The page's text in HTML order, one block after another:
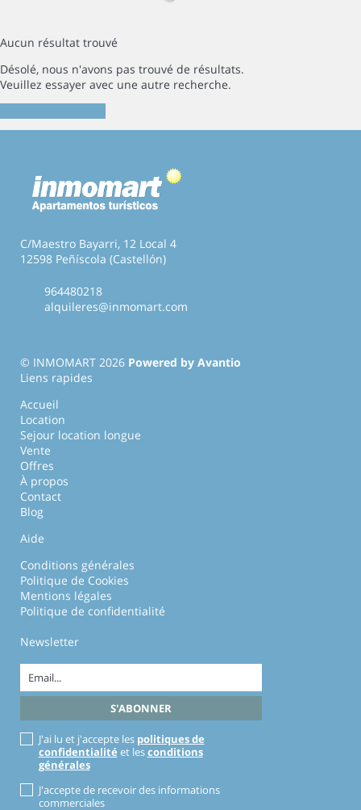
Aucun résultat trouvé
Désolé, nous n'avons pas trouvé de résultats.
Veuillez essayer avec une autre recherche.
C/Maestro Bayarri, 12 Local 4
12598 Peñíscola (Castellón)
964480218
alquileres@inmomart.com
© INMOMART 2026 Powered by Avantio
Liens rapides
Accueil
Location
Sejour location longue
Vente
Offres
À propos
Contact
Blog
Aide
Conditions générales
Politique de Cookies
Mentions légales
Politique de confidentialité
Newsletter
J'ai lu et j'accepte les politiques de
confidentialité et lesconditions
générales
J'accepte de recevoir des informations
commerciales